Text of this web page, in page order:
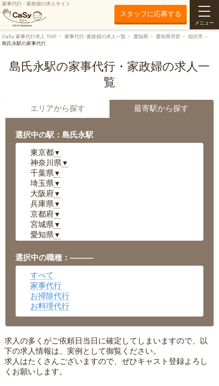
家事代行・家政婦の求人サイト
スタッフに応募する
メニュー
CaSy 家事代行求人 TOP 家事代行･家政婦の求人一覧 愛知県 愛知県市部
稲沢市
島氏永駅の家事代行
島氏永駅の家事代行・家政婦の求人一
覧
エリアから探す 最寄駅から探す
選択中の駅：島氏永駅
東京都▼
神奈川県 ▼
千葉県 ▼
埼玉県 ▼
大阪府▼
兵庫県 ▼
京都府▼
宮城県 ▼
愛知県 ▼
岡山県▼
広島県▼
沖縄県
選択中の職種：———
すべて
家事代行
お掃除代行
お料理代行
求人の多くがご依頼日当日に確定してしまいますので、以
下の求人情報は、実例として御覧ください。
求人はたくさんございますので、ぜひキャスト登録よろし
くお願いします。